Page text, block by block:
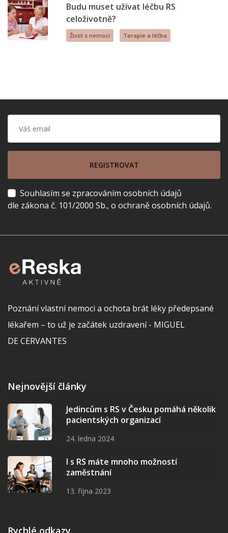
Budu muset užívat léčbu RS
celoživotně?
Život s nemocí Terapie a léčba
REGISTROVAT
Souhlasím se zpracováním osobních údajů
dle zákona č. 101/2000 Sb., o ochraně osobních údajů.
Poznání vlastní nemoci a ochota brát léky předepsané
lékařem – to už je začátek uzdravení - MIGUEL
DE CERVANTES
Nejnovější články
Jedincům s RS v Česku pomáhá několik
pacientských organizací
24. ledna 2024
I s RS máte mnoho možností
zaměstnání
13. října 2023